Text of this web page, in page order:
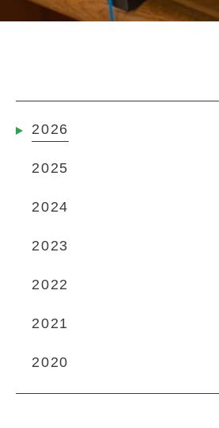
2026
2025
2024
2023
2022
2021
2020